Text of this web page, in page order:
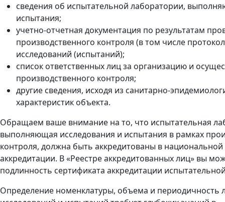
сведения об испытательной лаборатории,
испытания;
учетно-отчетная документация по результатам
производственного контроля (в том числе
исследований (испытаний);
список ответственных лиц за организацию и
производственного контроля;
другие сведения, исходя из санитарно-
характеристик объекта.
Обращаем ваше внимание на то, что испытательная
выполняющая исследования и испытания в рамках
контроля, должна быть аккредитованы в национальной
аккредитации. В «Реестре аккредитованных лиц» вы
подлинность сертификата аккредитации
Определение номенклатуры, объема и периодичность